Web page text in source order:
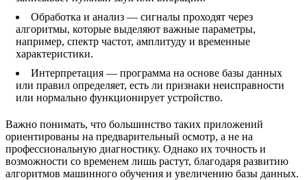
Обработка и анализ — сигналы проходят через
алгоритмы, которые выделяют важные параметры,
например, спектр частот, амплитуду и временные
характеристики.
Интерпретация — программа на основе базы данных
или правил определяет, есть ли признаки неисправности
или нормально функционирует устройство.
Важно понимать, что большинство таких приложений
ориентированы на предварительный осмотр, а не на
профессиональную диагностику. Однако их точность и
возможности со временем лишь растут, благодаря развитию
алгоритмов машинного обучения и увеличению базы данных.